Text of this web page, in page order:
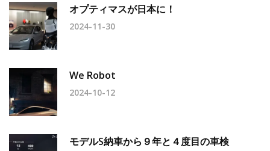
オプティマスが日本に！
2024-11-30
We Robot
2024-10-12
モデルS納車から９年と４度目の車検